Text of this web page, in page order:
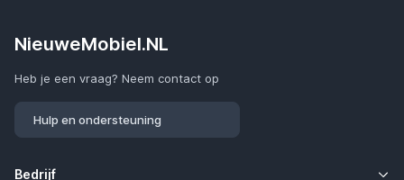
NieuweMobiel.NL
Heb je een vraag? Neem contact op
Hulp en ondersteuning
Bedrijf